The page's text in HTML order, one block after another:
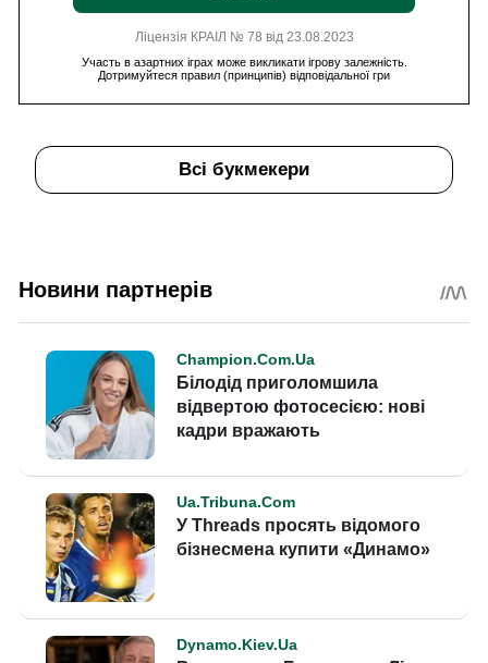
Ліцензія КРАІЛ № 78 від 23.08.2023
Участь в азартних іграх може викликати ігрову залежність.
Дотримуйтеся правил (принципів) відповідальної гри
Всі букмекери